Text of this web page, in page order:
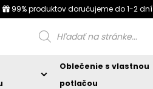
99% produktov doručujeme do 1-2 dní
Products
search
Oblečenie s vlastnou
potlačou